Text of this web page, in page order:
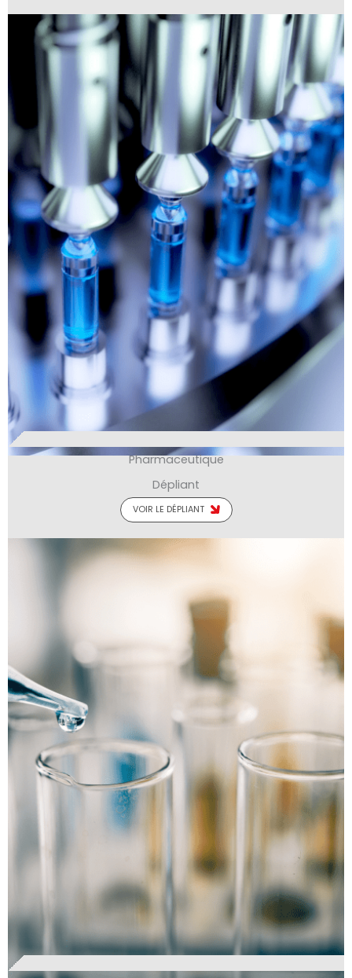
Pharmaceutique
Dépliant
VOIR LE DÉPLIANT